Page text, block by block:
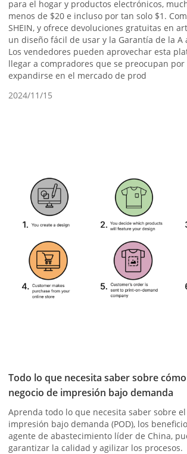
para el hogar y productos electrónicos,
menos de $20 e incluso por tan solo $1.
SHEIN, y ofrece devoluciones gratuitas en
un diseño fácil de usar y la Garantía de la A
Los vendedores pueden aprovechar esta
llegar a compradores que se preocupan
expandirse en el mercado de prod
2024/11/15
Todo lo que necesita saber sobre
negocio de impresión bajo demanda
Aprenda todo lo que necesita saber sobre
impresión bajo demanda (POD), los
agente de abastecimiento líder de China,
garantizar la calidad y agilizar los procesos.